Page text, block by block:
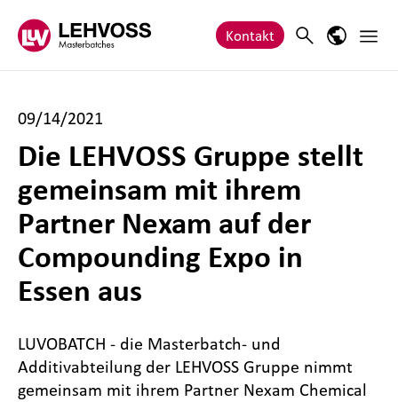
Kontakt SearchSprach-
09/14/2021
Die LEHVOSS Gruppe stellt
gemeinsam mit ihrem
Partner Nexam auf der
Compounding Expo in
Essen aus
LUVOBATCH - die Masterbatch- und
Additivabteilung der LEHVOSS Gruppe nimmt
gemeinsam mit ihrem Partner Nexam Chemical